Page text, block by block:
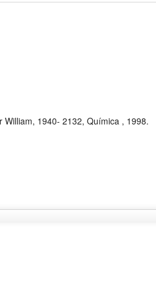
William, 1940- 2132, Química , 1998.